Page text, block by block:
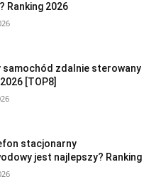
Ranking 2026
samochód zdalnie sterowany
[TOP8]
stacjonarny
jest najlepszy? Ranking